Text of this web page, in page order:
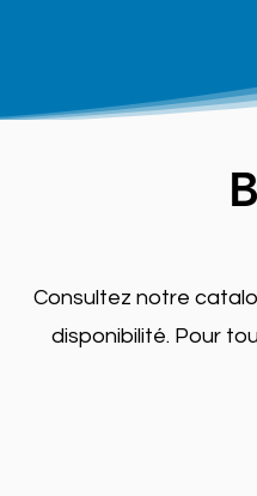
Consultez notre
disponibilité. Pour